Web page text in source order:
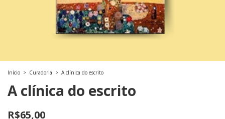
Início > Curadoria > A clínica do escrito
A clínica do escrito
R$65,00